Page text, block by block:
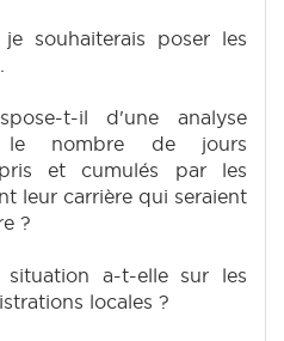
souhaiterais poser les
t-il d'une analyse
le nombre de jours
et cumulés par les
leur carrière qui seraient
?
a-t-elle sur les
locales ?